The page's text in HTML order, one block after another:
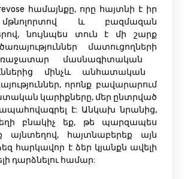
համայնքը, որը հայտնի է իր
և բազմազան
նույնպես տուն է մի շարք
մատուցողների
մասնագիտական
մինչև անհատական
որոնք բավարարում
​​կարիքները, մեր ընտրված
է: Անկախ նրանից,
բնակիչ եք, թե պարզապես
այնտեղով, հայտնաբերեք այն
հարկավոր է ձեր կյանքն ավելի
դարձնելու համար: